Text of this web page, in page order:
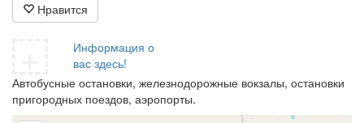
Нравится
Информация о
вас здесь!
Автобусные остановки, железнодорожные вокзалы, остановки
пригородных поездов, аэропорты.